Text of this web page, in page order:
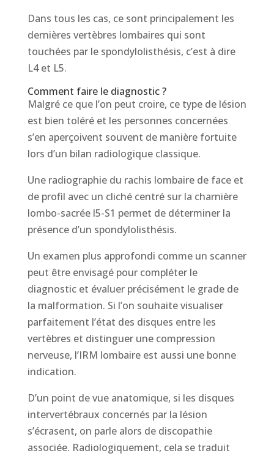
Dans tous les cas, ce sont principalement les
dernières vertèbres lombaires qui sont
touchées par le spondylolisthésis, c’est à dire
L4 et L5.
Comment faire le diagnostic ?
Malgré ce que l’on peut croire, ce type de lésion
est bien toléré et les personnes concernées
s’en aperçoivent souvent de manière fortuite
lors d’un bilan radiologique classique.
Une radiographie du rachis lombaire de face et
de profil avec un cliché centré sur la charnière
lombo-sacrée l5-S1 permet de déterminer la
présence d’un spondylolisthésis.
Un examen plus approfondi comme un scanner
peut être envisagé pour compléter le
diagnostic et évaluer précisément le grade de
la malformation. Si l’on souhaite visualiser
parfaitement l’état des disques entre les
vertèbres et distinguer une compression
nerveuse, l’IRM lombaire est aussi une bonne
indication.
D’un point de vue anatomique, si les disques
intervertébraux concernés par la lésion
s’écrasent, on parle alors de discopathie
associée. Radiologiquement, cela se traduit